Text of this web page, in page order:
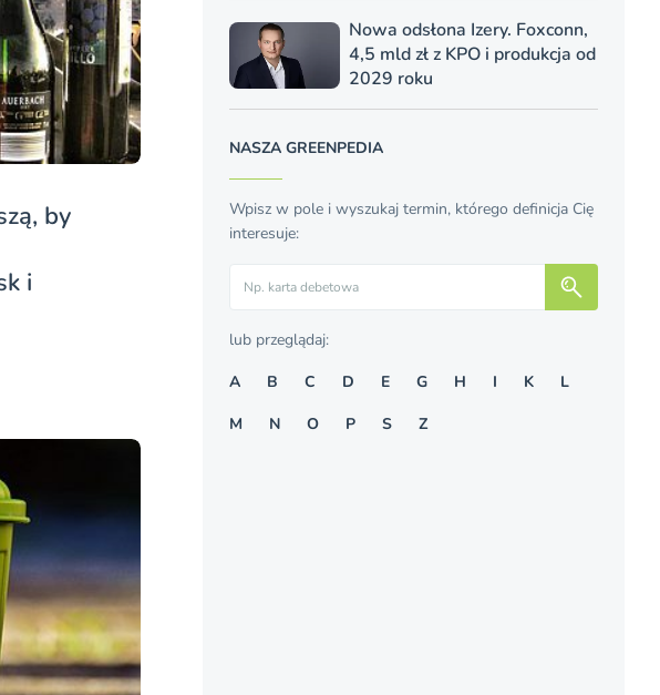
by
i
Nowa odsłona Izery. Foxconn,
4,5 mld zł z KPO i produkcja od
2029 roku
NASZA GREENPEDIA
Wpisz w pole i wyszukaj termin, którego definicja Cię
interesuje:
lub przeglądaj:
A
B C D E G H I K
L
M
N O P S Z